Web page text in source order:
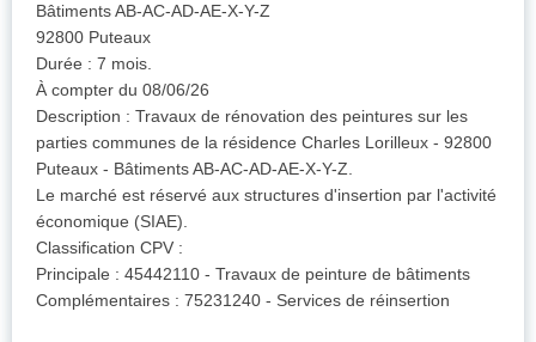
Bâtiments AB-AC-AD-AE-X-Y-Z
92800 Puteaux
Durée : 7 mois.
À compter du 08/06/26
Description : Travaux de rénovation des peintures sur les
parties communes de la résidence Charles Lorilleux - 92800
Puteaux - Bâtiments AB-AC-AD-AE-X-Y-Z.
Le marché est réservé aux structures d'insertion par l'activité
économique (SIAE).
Classification CPV :
Principale : 45442110 - Travaux de peinture de bâtiments
Complémentaires : 75231240 - Services de réinsertion